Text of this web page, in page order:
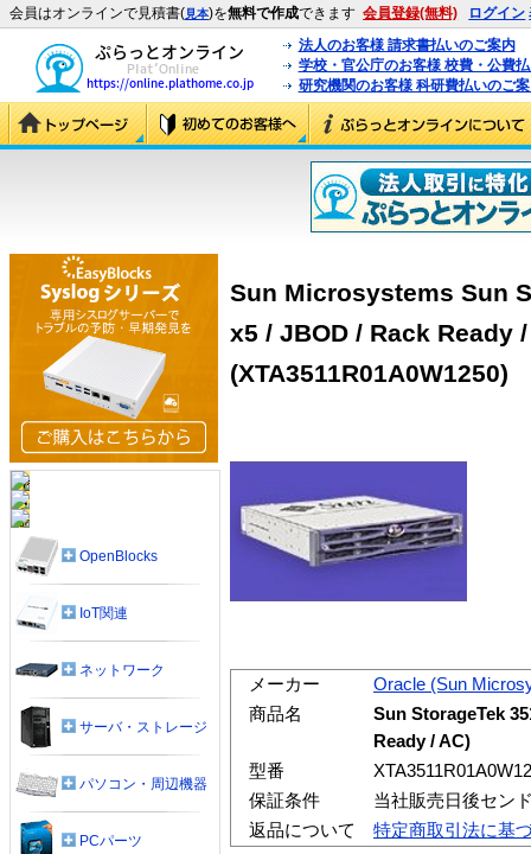
会員はオンラインで見積書(見本)を無料で作成できます 会員登録(無料) ログイン
法人のお客様 請求書払いのご案内
学校・官公庁のお客様 校費・公費
研究機関のお客様 科研費払いのご
Sun Microsystems Sun
x5 / JBOD / Rack Ready
(XTA3511R01A0W1250)
メーカー
Oracle (Sun
商品名
Sun StorageTek
Ready / AC)
型番
保証条件
当社販売日後セン
返品について
特定商取引法に基
OpenBlocks
IoT関連
ネットワーク
サーバ・ストレージ
パソコン・周辺機器
PCパーツ